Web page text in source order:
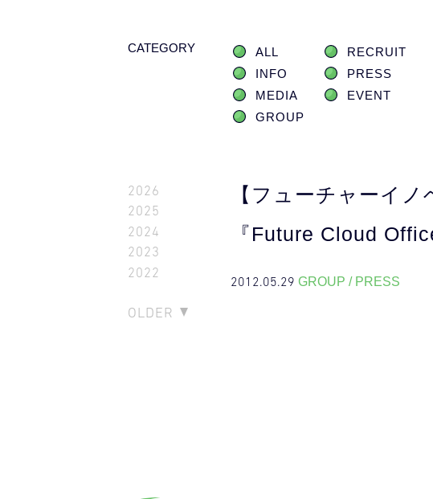
CATEGORY ALL
RECRUIT
INFO
PRESS
MEDIA
EVENT
GROUP
2026
2025
2024
2023
2022
OLDER
【フューチャーイ
『Future Cloud
2012.05.29 GROUP / PRESS